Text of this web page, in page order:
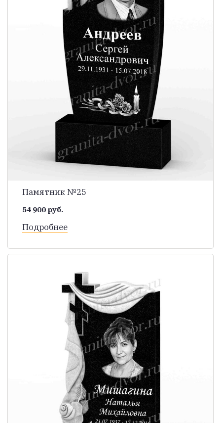
Памятник №25
54 900 руб.
Подробнее